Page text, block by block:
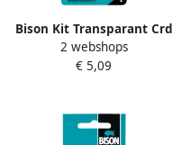
Bison Kit Transparant Crd
50Ml*6 Nlfr 6305948
2 webshops
€ 5,09